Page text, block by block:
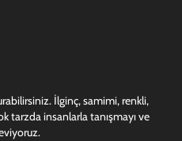
İlginç, samimi, renkli,
tarzda insanlarla tanışmayı ve